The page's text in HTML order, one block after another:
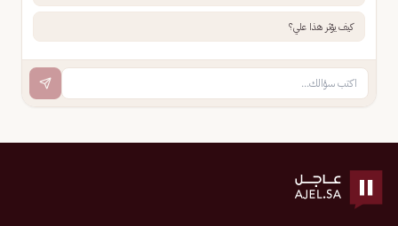
كيف يؤثر هذا علي؟